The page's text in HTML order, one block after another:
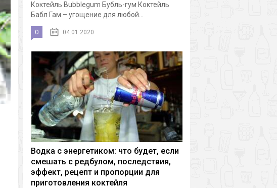
Коктейль Bubblegum Бубль-гум Коктейль
Бабл Гам – угощение для любой...
0 04.01.2020
Водка с энергетиком: что будет, если
смешать с редбулом, последствия,
эффект, рецепт и пропорции для
приготовления коктейля